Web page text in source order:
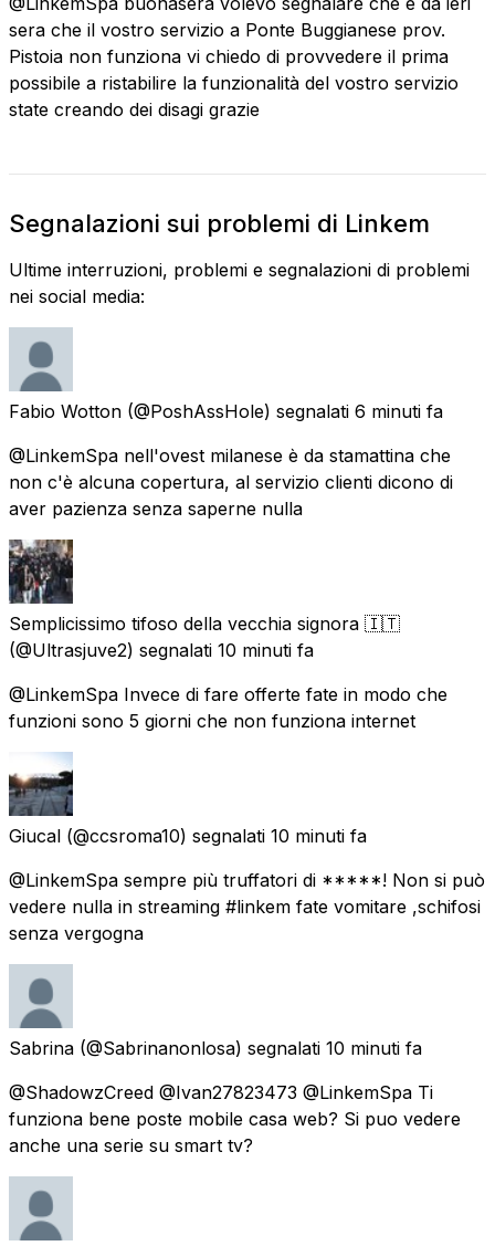
sera che il vostro servizio a Ponte Buggianese prov.
Pistoia non funziona vi chiedo di provvedere il prima
possibile a ristabilire la funzionalità del vostro servizio
state creando dei disagi grazie
Segnalazioni sui problemi di Linkem
Ultime interruzioni, problemi e segnalazioni di problemi
nei social media:
Fabio Wotton (@PoshAssHole) segnalati 6 minuti fa
@LinkemSpa nell'ovest milanese è da stamattina che
non c'è alcuna copertura, al servizio clienti dicono di
aver pazienza senza saperne nulla
Semplicissimo tifoso della vecchia signora 🇮🇹
(@Ultrasjuve2) segnalati 10 minuti fa
@LinkemSpa Invece di fare offerte fate in modo che
funzioni sono 5 giorni che non funziona internet
Giucal (@ccsroma10) segnalati 10 minuti fa
@LinkemSpa sempre più truffatori di *****! Non si può
vedere nulla in streaming #linkem fate vomitare ,schifosi
senza vergogna
Sabrina (@Sabrinanonlosa) segnalati 10 minuti fa
@ShadowzCreed @Ivan27823473 @LinkemSpa Ti
funziona bene poste mobile casa web? Si puo vedere
anche una serie su smart tv?